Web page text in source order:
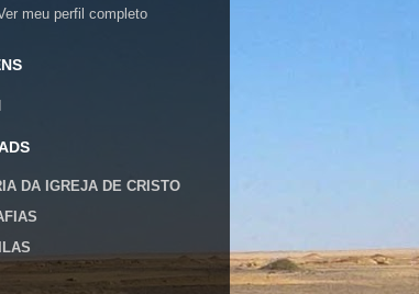
meu perfil completo
DA IGREJA DE CRISTO